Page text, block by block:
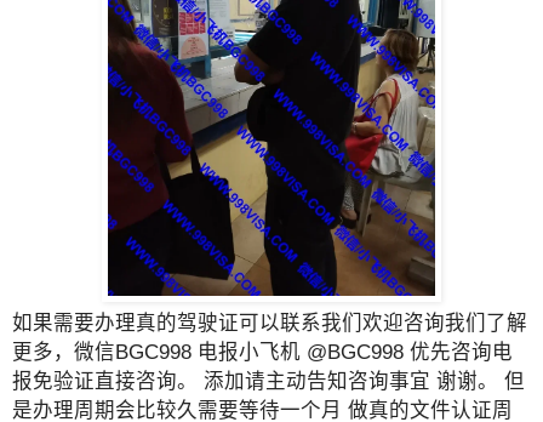
如果需要办理真的驾驶证可以联系我们欢迎咨询我们了解
更多，微信BGC998 电报小飞机 @BGC998 优先咨询电
报免验证直接咨询。 添加请主动告知咨询事宜 谢谢。 但
是办理周期会比较久需要等待一个月 做真的文件认证周